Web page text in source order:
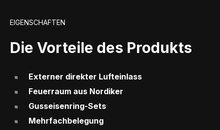
EIGENSCHAFTEN
Die Vorteile des Produkts
Externer direkter Lufteinlass
Feuerraum aus Nordiker
Gusseisenring-Sets
Mehrfachbelegung